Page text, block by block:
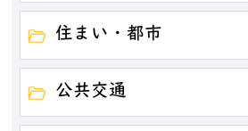
住まい・都市
公共交通